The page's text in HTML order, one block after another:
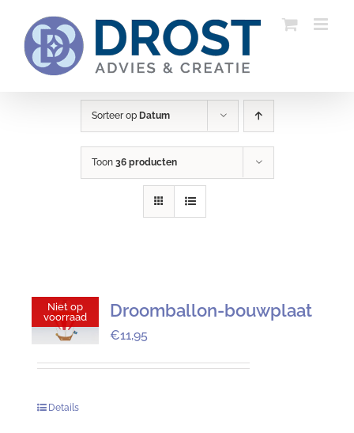
inhoud
Sorteer op Datum
Toon 36 producten
Niet op
voorraad
Droomballon-bouwplaat
€11,95
Details